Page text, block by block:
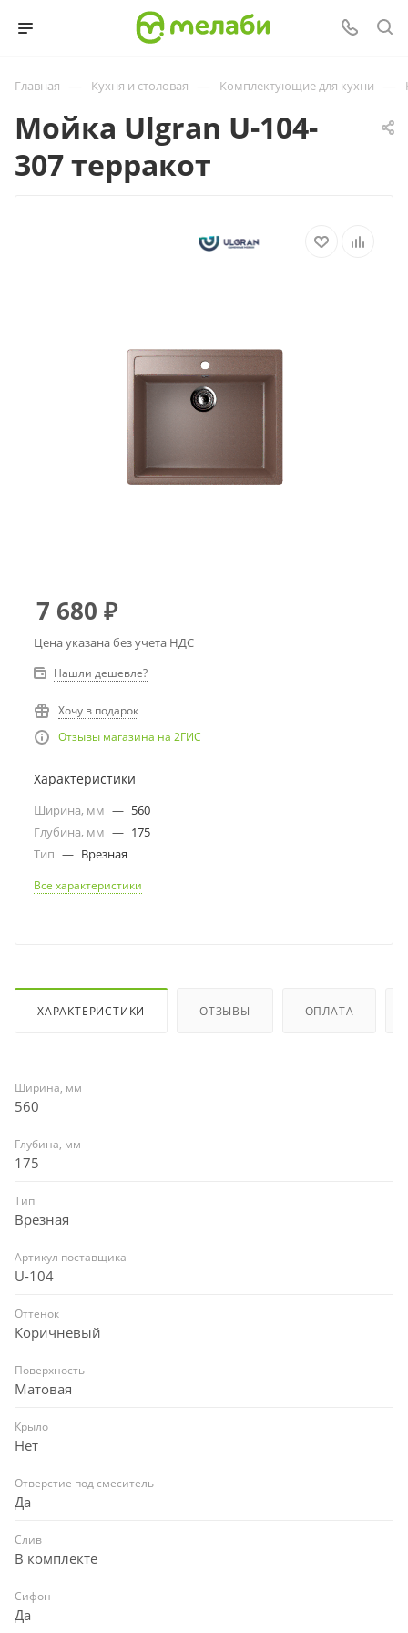
Главная — Кухня и столовая — Комплектующие для кухни —
Мойка Ulgran U-104-
307 терракот
7 680 ₽
Цена указана без учета НДС
Нашли дешевле?
Хочу в подарок
Отзывы магазина на 2ГИС
Характеристики
Ширина, мм — 560
Глубина, мм — 175
Тип — Врезная
Все характеристики
ХАРАКТЕРИСТИКИ ОТЗЫВЫ ОПЛАТА
Ширина, мм
560
Глубина, мм
175
Тип
Врезная
Артикул поставщика
U-104
Оттенок
Коричневый
Поверхность
Матовая
Крыло
Нет
Отверстие под смеситель
Да
Слив
В комплекте
Сифон
Да